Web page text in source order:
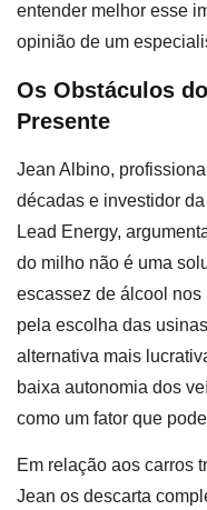
entender melhor esse
opinião de um
Os Obstáculos
Presente
Jean Albino,
décadas e investidor
Lead Energy,
do milho não é uma
escassez de álcool
pela escolha das
alternativa mais
baixa autonomia dos
como um fator que
Em relação aos carros
Jean os descarta